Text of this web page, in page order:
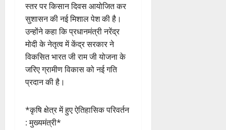
स्तर पर किसान दिवस आयोजित कर
सुशासन की नई मिशाल पेश की है।
उन्होंने कहा कि प्रधानमंत्री नरेंद्र
मोदी के नेतृत्व में केंद्र सरकार ने
विकसित भारत जी राम जी योजना के
जरिए ग्रामीण विकास को नई गति
प्रदान की है।
*कृषि क्षेत्र में हुए ऐतिहासिक परिवर्तन
: मुख्यमंत्री*